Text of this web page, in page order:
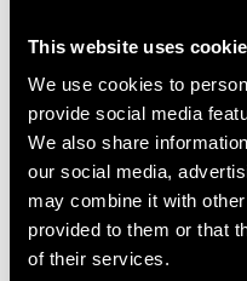
This website uses
We use cookies to
provide social media
We also share
our social media,
may combine it with
provided to them or that
of their services.
Produktinformation
Budo-Nord Fight Gears
40 cm og er en blød og
49-51 kg Leveres med